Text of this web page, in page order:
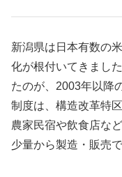
新潟県は日本有数の
化が根付いてきまし
たのが、2003年以降
制度は、構造改革特
農家民宿や飲食店な
少量から製造・販売